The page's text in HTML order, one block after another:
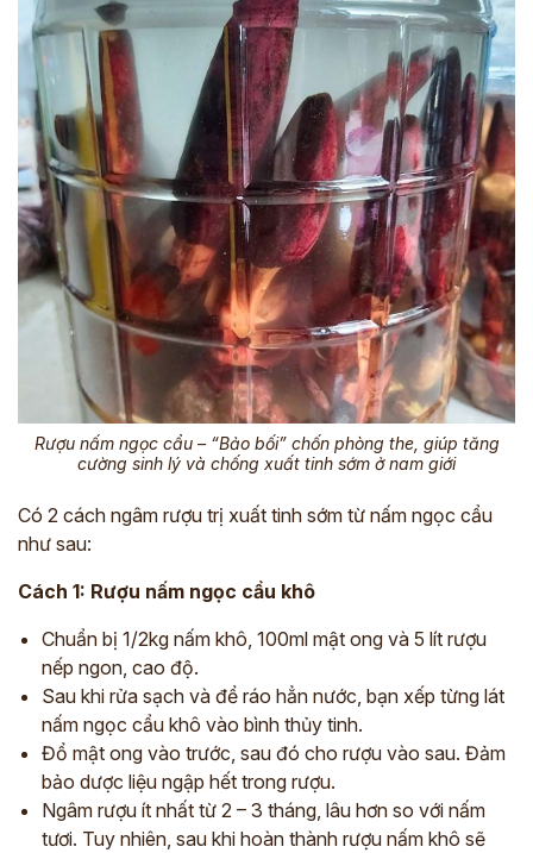
Rượu nấm ngọc cẩu – “Bảo bối” chốn phòng the, giúp tăng
cường sinh lý và chống xuất tinh sớm ở nam giới
Có 2 cách ngâm rượu trị xuất tinh sớm từ nấm ngọc cẩu
như sau:
Cách 1: Rượu nấm ngọc cẩu khô
Chuẩn bị 1/2kg nấm khô, 100ml mật ong và 5 lít rượu
nếp ngon, cao độ.
Sau khi rửa sạch và để ráo hẳn nước, bạn xếp từng lát
nấm ngọc cẩu khô vào bình thủy tinh.
Đổ mật ong vào trước, sau đó cho rượu vào sau. Đảm
bảo dược liệu ngập hết trong rượu.
Ngâm rượu ít nhất từ 2 – 3 tháng, lâu hơn so với nấm
tươi. Tuy nhiên, sau khi hoàn thành rượu nấm khô sẽ